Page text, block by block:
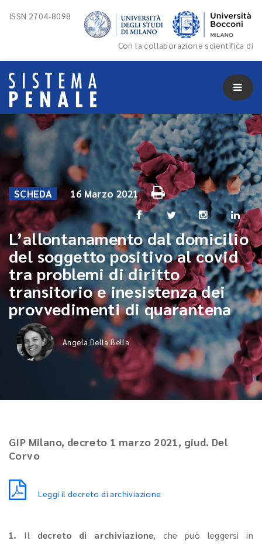
ISSN 2704-8098
Con la collaborazione scientifica di
SCHEDA 16 Marzo 2021
L’allontanamento dal domicilio
del soggetto positivo al covid
tra problemi di diritto
transitorio e inesistenza dei
provvedimenti di quarantena
Angela Della Bella
GIP Milano, decreto 1 marzo 2021, giud. Del
Corvo
Leggi il decreto di archiviazione
1. Il decreto di archiviazione, che può leggersi in